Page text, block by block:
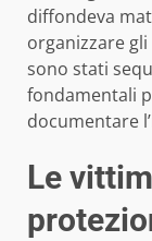
diffondeva
organizzare
sono stati
fondamentali
documentare
Le